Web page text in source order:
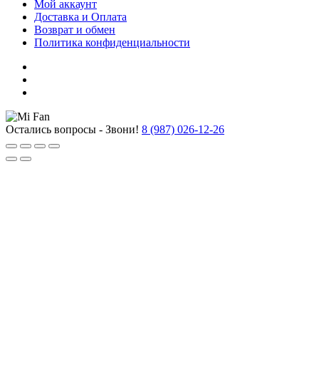
Мой аккаунт
Доставка и Оплата
Возврат и обмен
Политика конфиденциальности
Остались вопросы - Звони! 8 (987) 026-12-26